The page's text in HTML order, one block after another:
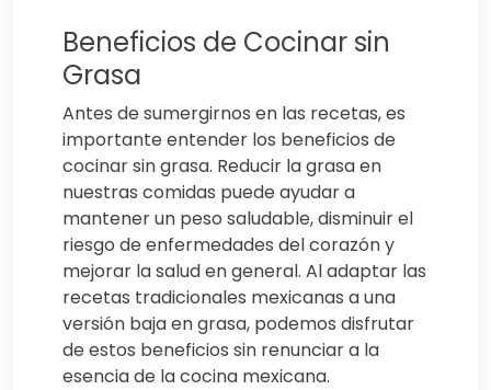
Beneficios de Cocinar sin
Grasa
Antes de sumergirnos en las recetas, es
importante entender los beneficios de
cocinar sin grasa. Reducir la grasa en
nuestras comidas puede ayudar a
mantener un peso saludable, disminuir el
riesgo de enfermedades del corazón y
mejorar la salud en general. Al adaptar las
recetas tradicionales mexicanas a una
versión baja en grasa, podemos disfrutar
de estos beneficios sin renunciar a la
esencia de la cocina mexicana.